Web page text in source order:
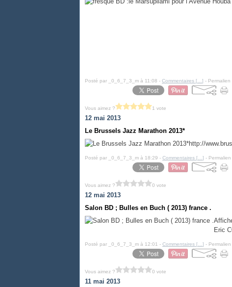
Posté par _0_6_7_3_m à 11:08 - Commentaires [ ] - Permalien
Vous aimez ? 1 vote
12 mai 2013
Le Brussels Jazz Marathon 2013*
http://
Posté par _0_6_7_3_m à 18:29 - Commentaires [ ] - Permalien
Vous aimez ? 0 vote
12 mai 2013
Salon BD ; Bulles en Buch ( 2013) france .
Eric
Posté par _0_6_7_3_m à 12:01 - Commentaires [ ] - Permalien
Vous aimez ? 0 vote
11 mai 2013